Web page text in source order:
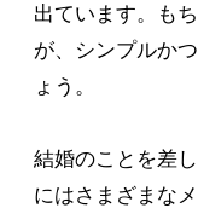
出ています。も
が、シンプルか
ょう。
結婚のことを差
にはさまざまな